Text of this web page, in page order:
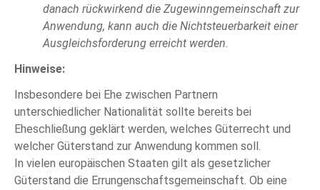
danach rückwirkend die Zugewinngemeinschaft zur
Anwendung, kann auch die Nichtsteuerbarkeit einer
Ausgleichsforderung erreicht werden.
Hinweise:
Insbesondere bei Ehe zwischen Partnern
unterschiedlicher Nationalität sollte bereits bei
Eheschließung geklärt werden, welches Güterrecht und
welcher Güterstand zur Anwendung kommen soll.
In vielen europäischen Staaten gilt als gesetzlicher
Güterstand die Errungenschaftsgemeinschaft. Ob eine